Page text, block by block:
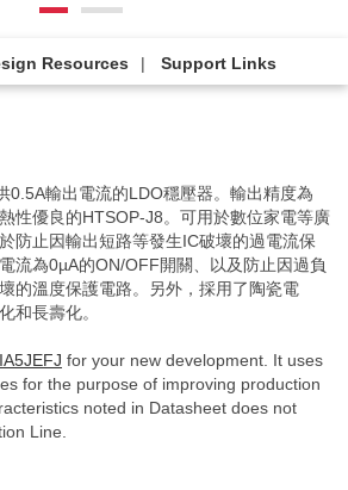
Resources Support Links
0.5A輸出電流的LDO穩壓器。輸出精度為
性優良的HTSOP-J8。可用於數位家電等廣
防止因輸出短路等發生IC破壞的過電流保
流為0µA的ON/OFF開關、以及防止因過負
的溫度保護電路。另外，採用了陶瓷電
和長壽化。
for your new development. It uses
for the purpose of improving production
noted in Datasheet does not
Line.